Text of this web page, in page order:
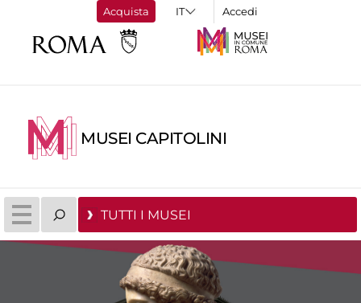
Acquista Accedi
MUSEI CAPITOLINI
TUTTI I MUSEI